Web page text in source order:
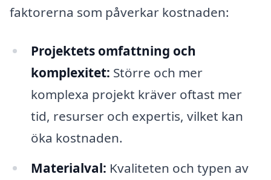
faktorerna som påverkar kostnaden:
Projektets omfattning och
komplexitet: Större och mer
komplexa projekt kräver oftast mer
tid, resurser och expertis, vilket kan
öka kostnaden.
Materialval: Kvaliteten och typen av